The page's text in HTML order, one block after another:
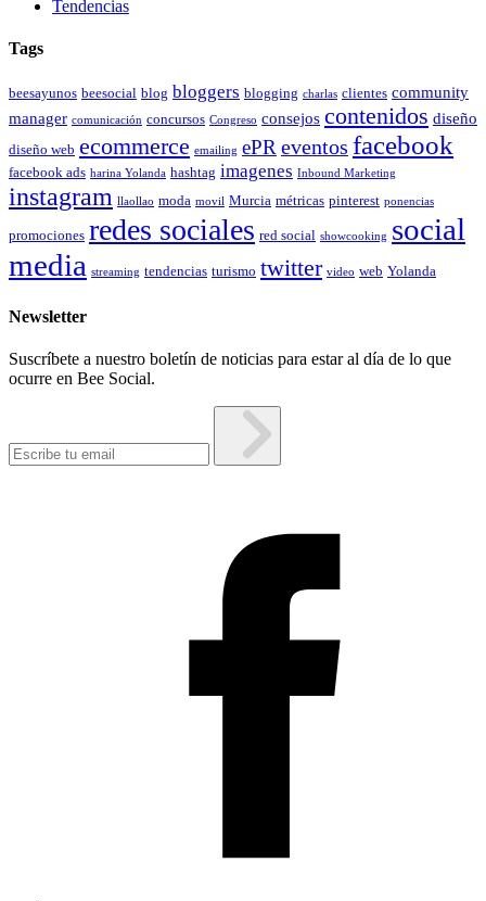
Tendencias
Tags
beesayunos beesocial blog bloggers blogging charlas clientes community
manager comunicación concursos Congreso consejos contenidos diseño
diseño web ecommerce emailing ePR eventos facebook
facebook ads harina Yolanda hashtag imagenes Inbound Marketing
instagram llaollao moda movil Murcia métricas pinterest ponencias
promociones redes sociales red social showcooking social
media streaming tendencias turismo twitter video web Yolanda
Newsletter
Suscríbete a nuestro boletín de noticias para estar al día de lo que
ocurre en Bee Social.